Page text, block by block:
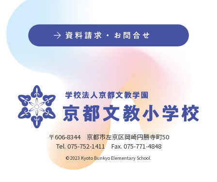
〒606-8344 京都市左京区岡崎円勝寺町50
Tel. 075-752-1411 Fax. 075-771-4848
© 2023 Kyoto Bunkyo Elementary School.